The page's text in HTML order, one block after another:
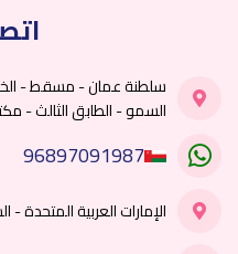
سلطنة عمان - مسقط -
السمو - الطابق الثالث -
96897091987
الإمارات العربية المتحدة